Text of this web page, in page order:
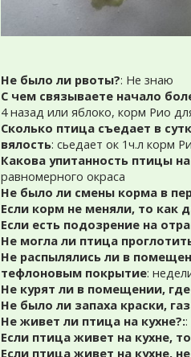
Не было ли рвоты?: Не знаю
С чем связываете начало
4 назад или яблоко, корм Рио
Сколько птица съедает в
вялость: сьедает ок 1ч.л корм
Какова упитанность птицы
равномерного окраса
Не было ли смены корма в
Если корм не меняли, то как
Если есть подозрение на
Не могла ли птица
Не распылялись ли в
тефлоновым покрытие:
Не курят ли в помещении,
Не было ли запаха краски,
Не живет ли птица на кухне?:
Если птица живет на кухне,
Если птица живет на кухне,